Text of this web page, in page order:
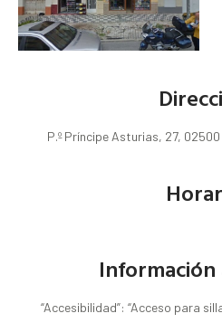
P.º Príncipe Asturias, 27,
Información
“Accesibilidad”: “Acceso para